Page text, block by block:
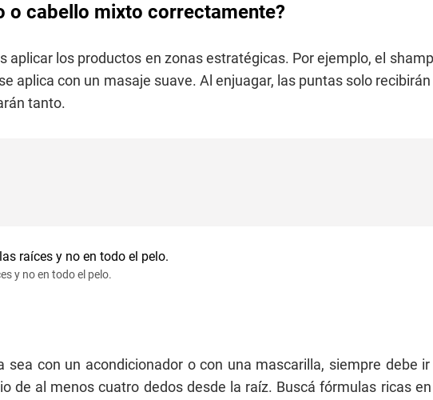
o cabello mixto correctamente?
aplicar los productos en zonas estratégicas. Por ejemplo, el
aplica con un masaje suave. Al enjuagar, las puntas solo
tanto.
y no en todo el pelo.
sea con un acondicionador o con una mascarilla, siempre debe
de al menos cuatro dedos desde la raíz. Buscá fórmulas ricas